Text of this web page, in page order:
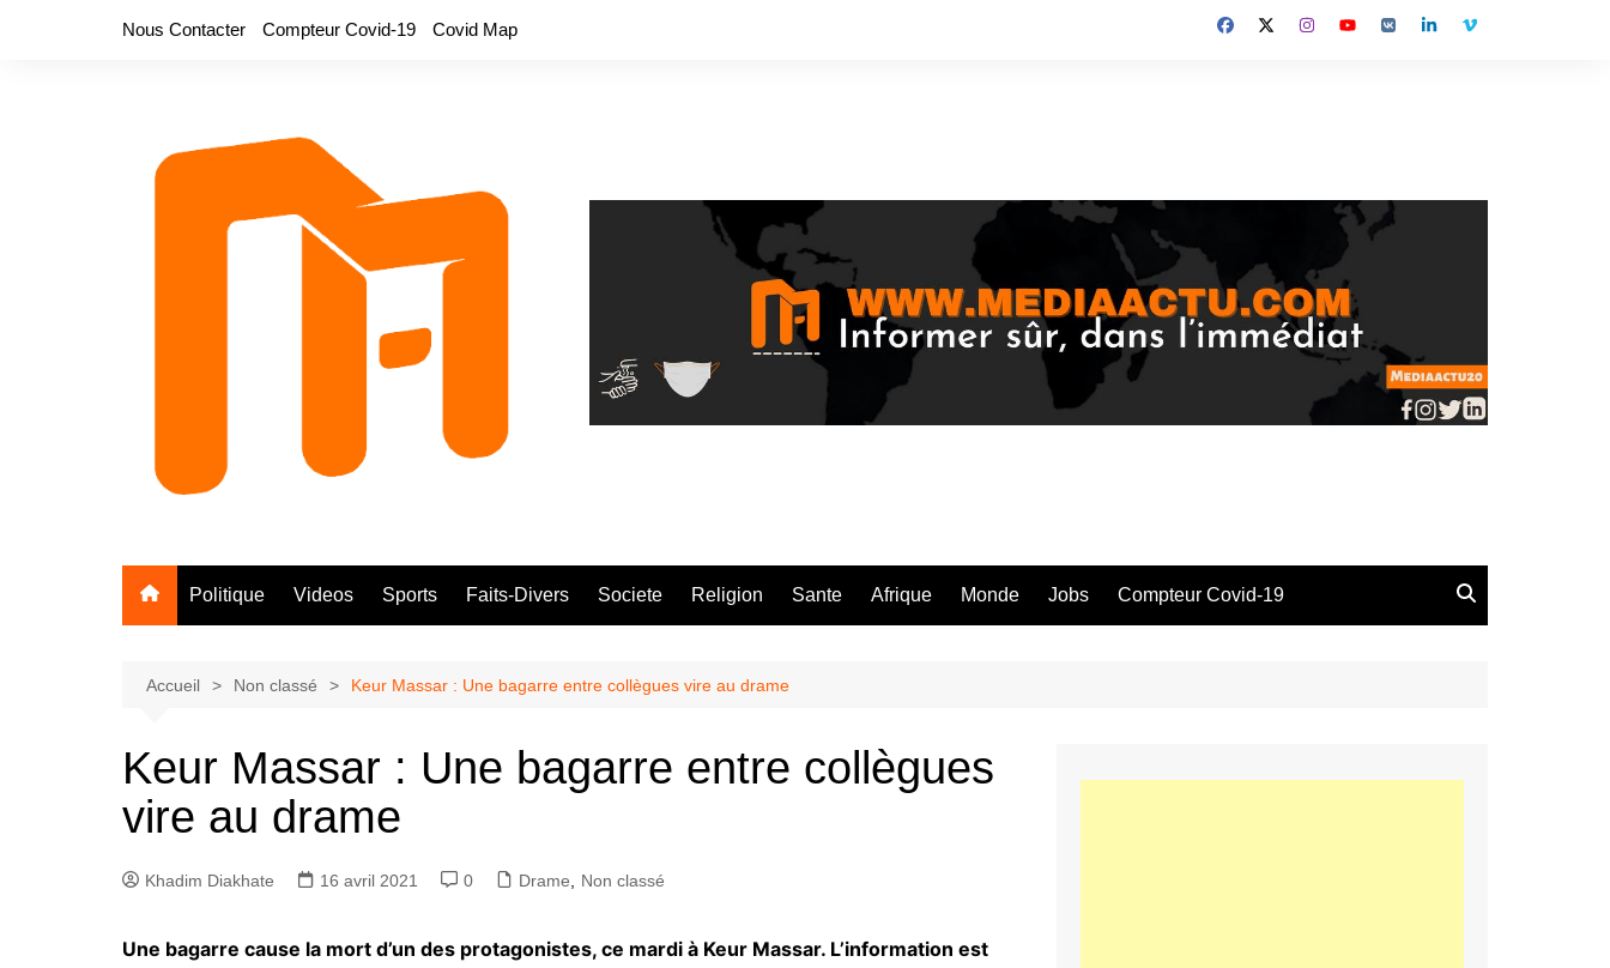
Nous Contacter Compteur Covid-19 Covid Map
Politique Videos Sports Faits-Divers Societe Religion Sante Afrique Monde Jobs Compteur Covid-19
Accueil Non classé Keur Massar : Une bagarre entre collègues vire au drame
Keur Massar : Une bagarre entre collègues
vire au drame
Khadim Diakhate 16 avril 2021 0 Drame Non classé
Une bagarre cause la mort d’un des protagonistes, ce mardi à Keur Massar. L’information est